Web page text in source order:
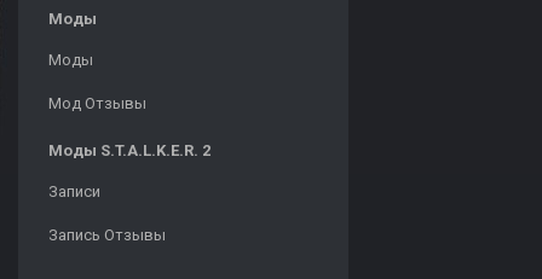
Моды
Моды
Мод Отзывы
Моды S.T.A.L.K.E.R. 2
Записи
Запись Отзывы